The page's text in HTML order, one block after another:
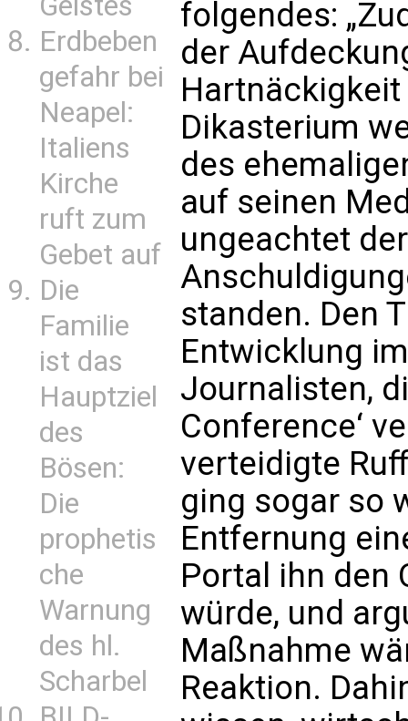
Erdbeben
gefahr bei
Neapel:
Italiens
Kirche
ruft zum
Gebet auf
Die
Familie
ist das
Hauptziel
des
Bösen:
Die
prophetis
che
Warnung
des hl.
Scharbel
folgendes:
der
Dikasterium
des
auf seinen
ungeachtet
standen. Den
Entwicklung
Journalisten,
Conference‘
verteidigte
ging sogar so
Entfernung
Portal ihn den
würde, und
Maßnahme
Reaktion.